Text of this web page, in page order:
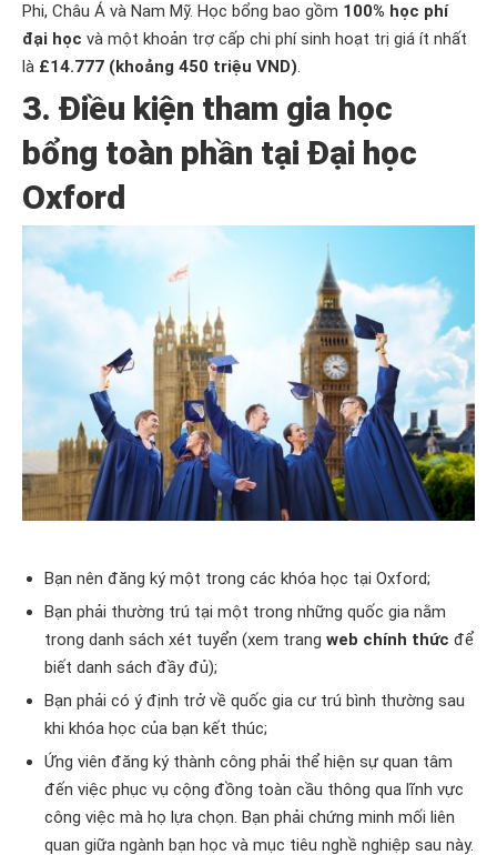
Phi, Châu Á và Nam Mỹ. Học bổng bao gồm 100% học phí
đại học và một khoản trợ cấp chi phí sinh hoạt trị giá ít nhất
là £14.777 (khoảng 450 triệu VND).
3. Điều kiện tham gia học
bổng toàn phần tại Đại học
Oxford
Bạn nên đăng ký một trong các khóa học tại Oxford;
Bạn phải thường trú tại một trong những quốc gia nằm
trong danh sách xét tuyển (xem trang web chính thức để
biết danh sách đầy đủ);
Bạn phải có ý định trở về quốc gia cư trú bình thường sau
khi khóa học của bạn kết thúc;
Ứng viên đăng ký thành công phải thể hiện sự quan tâm
đến việc phục vụ cộng đồng toàn cầu thông qua lĩnh vực
công việc mà họ lựa chọn. Bạn phải chứng minh mối liên
quan giữa ngành bạn học và mục tiêu nghề nghiệp sau này.